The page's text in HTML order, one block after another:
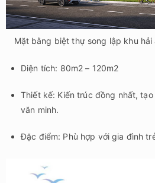
Mặt bằng biệt thự song lập khu hải
Diện tích: 80m2 – 120m2
Thiết kế: Kiến trúc đồng nhất,
văn minh.
Đặc điểm: Phù hợp với gia đình